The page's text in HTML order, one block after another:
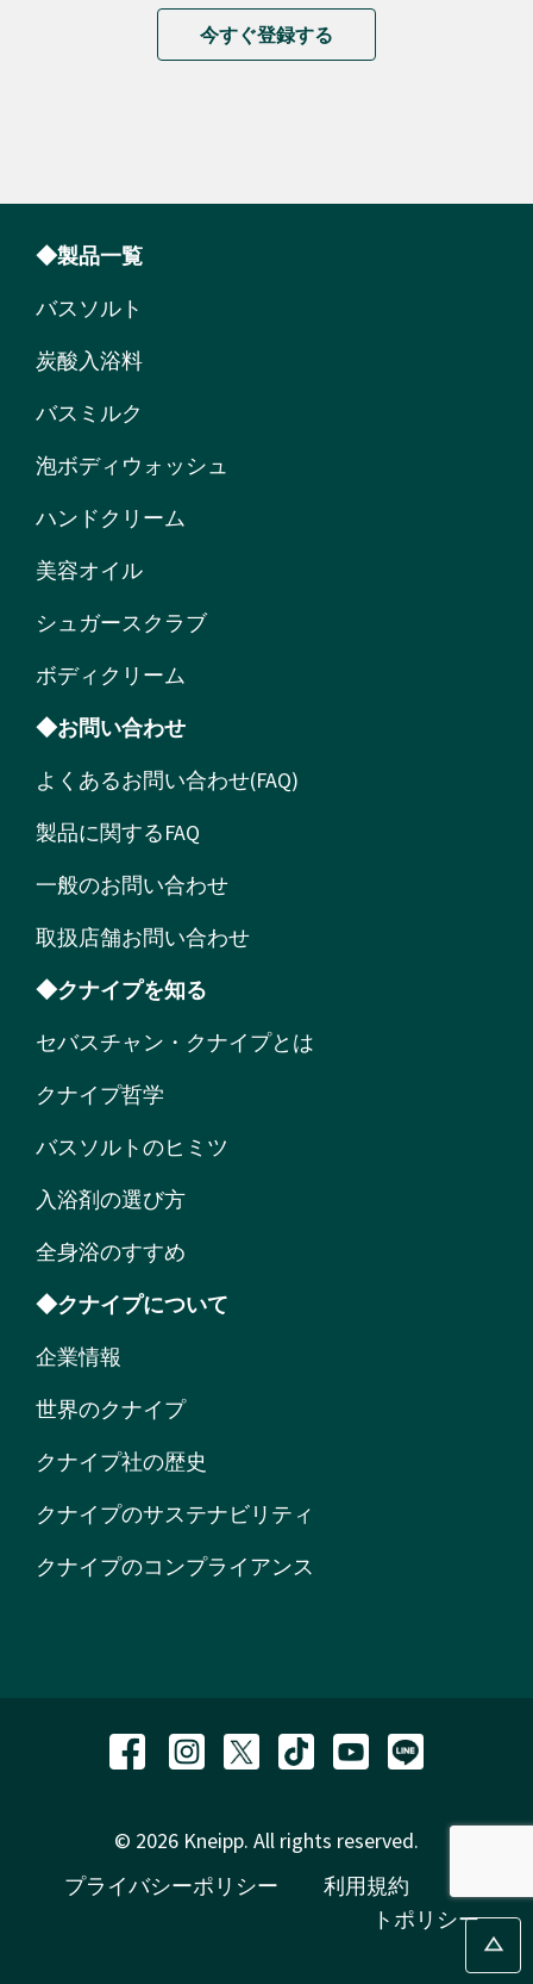
今すぐ登録する
◆製品一覧
バスソルト
炭酸入浴料
バスミルク
泡ボディウォッシュ
ハンドクリーム
美容オイル
シュガースクラブ
ボディクリーム
◆お問い合わせ
よくあるお問い合わせ(FAQ)
製品に関するFAQ
一般のお問い合わせ
取扱店舗お問い合わせ
◆クナイプを知る
セバスチャン・クナイプとは
クナイプ哲学
バスソルトのヒミツ
入浴剤の選び方
全身浴のすすめ
◆クナイプについて
企業情報
世界のクナイプ
クナイプ社の歴史
クナイプのサステナビリティ
クナイプのコンプライアンス
© 2026 Kneipp. All rights reserved.
プライバシーポリシー
利用規約
トポリシー